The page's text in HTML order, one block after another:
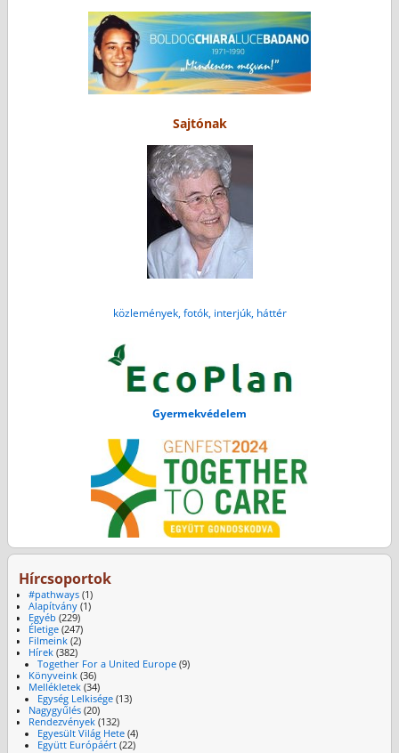
Sajtónak
közlemények, fotók, interjúk, háttér
Gyermekvédelem
Hírcsoportok
#pathways(1)
Alapítvány(1)
Egyéb (229)
Életige(247)
Filmeink(2)
Hírek(382)
Together For a United Europe (9)
Könyveink(36)
Mellékletek(34)
Egység Lelkisége (13)
Nagygyűlés(20)
Rendezvények(132)
Egyesült Világ Hete (4)
Együtt Európáért (22)